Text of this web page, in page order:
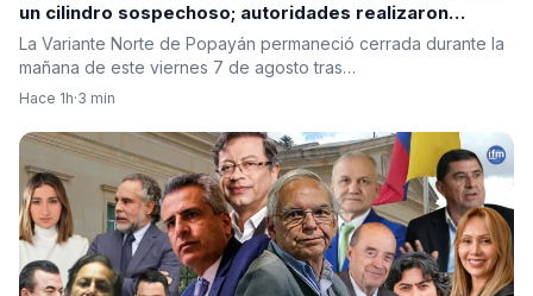
un cilindro sospechoso; autoridades realizaron
destrucción controlada
La Variante Norte de Popayán permaneció cerrada durante la
mañana de este viernes 7 de agosto tras…
Hace 1h·3 min